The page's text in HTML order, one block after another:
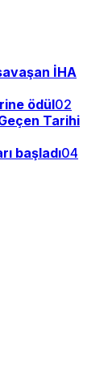
İHA
ödül02
Tarihi
başladı04